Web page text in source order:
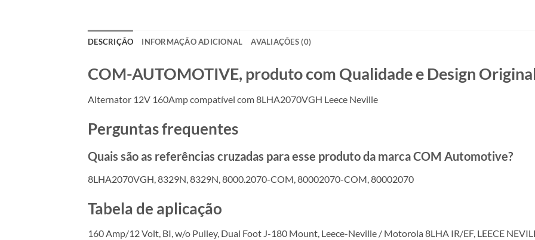
DESCRIÇÃO INFORMAÇÃO ADICIONAL AVALIAÇÕES (0)
COM-AUTOMOTIVE, produto com Qualidade e Design
Alternator 12V 160Amp compatível com 8LHA2070VGH Leece Neville
Perguntas frequentes
Quais são as referências cruzadas para esse produto da marca COM Automotive?
8LHA2070VGH, 8329N, 8329N, 8000.2070-COM, 80002070-COM, 80002070
Tabela de aplicação
160 Amp/12 Volt, BI, w/o Pulley, Dual Foot J-180 Mount, Leece-Neville / Motorola 8LHA IR/EF, LEECE